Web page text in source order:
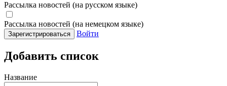
Рассылка новостей (на русском языке)
Рассылка новостей (на немецком языке)
Зарегистрироваться Войти
Добавить список
Название